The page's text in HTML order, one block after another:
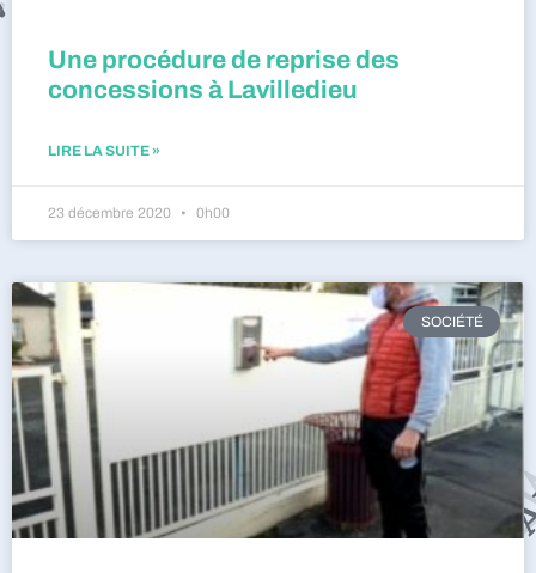
Une procédure de reprise des
concessions à Lavilledieu
LIRE LA SUITE »
23 décembre 2020 0h00
SOCIÉTÉ